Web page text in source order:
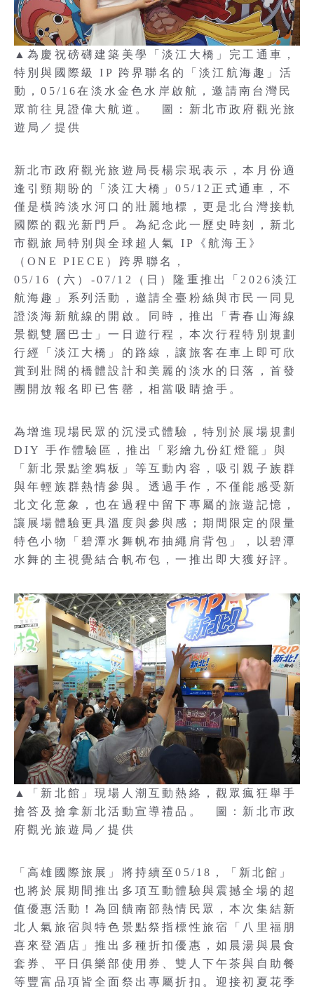
▲為慶祝磅礴建築美學「淡江大橋」完工通車，
特別與國際級 IP 跨界聯名的「淡江航海趣」活
動，05/16在淡水金色水岸啟航，邀請南台灣民
眾前往見證偉大航道。 圖：新北市政府觀光旅
遊局／提供
新北市政府觀光旅遊局長楊宗珉表示，本月份適
逢引頸期盼的「淡江大橋」05/12正式通車，不
僅是橫跨淡水河口的壯麗地標，更是北台灣接軌
國際的觀光新門戶。為紀念此一歷史時刻，新北
市觀旅局特別與全球超人氣 IP《航海王》
（ONE PIECE）跨界聯名，
05/16（六）-07/12（日）隆重推出「2026淡江
航海趣」系列活動，邀請全臺粉絲與市民一同見
證淡海新航線的開啟。同時，推出「青春山海線
景觀雙層巴士」一日遊行程，本次行程特別規劃
行經「淡江大橋」的路線，讓旅客在車上即可欣
賞到壯闊的橋體設計和美麗的淡水的日落，首發
團開放報名即已售罄，相當吸睛搶手。
為增進現場民眾的沉浸式體驗，特別於展場規劃
DIY 手作體驗區，推出「彩繪九份紅燈籠」與
「新北景點塗鴉板」等互動內容，吸引親子族群
與年輕族群熱情參與。透過手作，不僅能感受新
北文化意象，也在過程中留下專屬的旅遊記憶，
讓展場體驗更具溫度與參與感；期間限定的限量
特色小物「碧潭水舞帆布抽繩肩背包」，以碧潭
水舞的主視覺結合帆布包，一推出即大獲好評。
▲「新北館」現場人潮互動熱絡，觀眾瘋狂舉手
搶答及搶拿新北活動宣導禮品。 圖：新北市政
府觀光旅遊局／提供
「高雄國際旅展」將持續至05/18，「新北館」
也將於展期間推出多項互動體驗與震撼全場的超
值優惠活動！為回饋南部熱情民眾，本次集結新
北人氣旅宿與特色景點祭指標性旅宿「八里福朋
喜來登酒店」推出多種折扣優惠，如晨湯與晨食
套券、平日俱樂部使用券、雙人下午茶與自助餐
等豐富品項皆全面祭出專屬折扣。迎接初夏花季